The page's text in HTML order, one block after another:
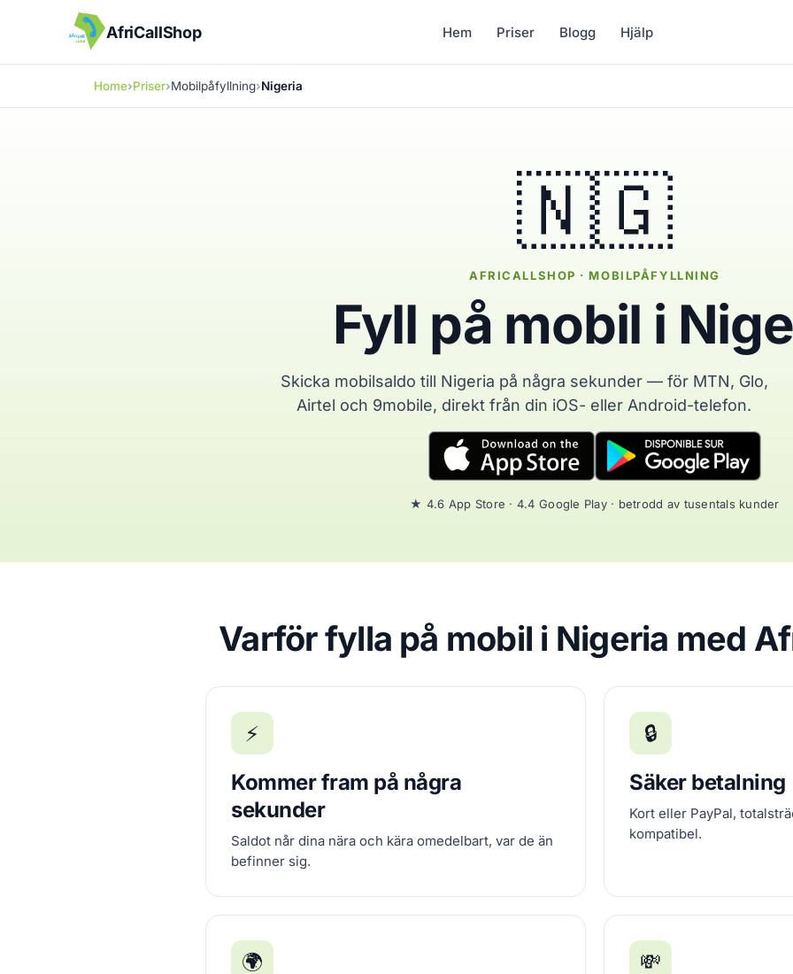
AfriCallShop Hem Priser Blogg Hjälp
Home Priser Mobilpåfyllning Nigeria
🇳🇬
AFRICALLSHOP · MOBILPÅFYLLNING
Fyll på mobil i
Skicka mobilsaldo till Nigeria på några sekunder — för MTN, Glo,
Airtel och 9mobile, direkt från din iOS- eller Android-telefon.
★ 4.6 App Store · 4.4 Google Play · betrodd av tusentals kunder
Varför fylla på mobil i Nigeria med
⚡
Kommer fram på några
sekunder
Saldot når dina nära och kära omedelbart, var de än
befinner sig.
🔒
Säker betalning
Kort eller PayPal,
kompatibel.
🌍
💸